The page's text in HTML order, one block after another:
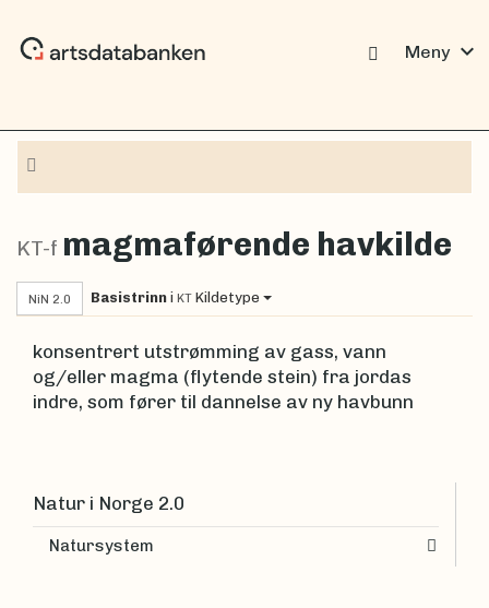
Meny expand_more
KT-f magmaførende havkilde
NiN 2.0 Basistrinn i KT Kildetype
konsentrert utstrømming av gass, vann
og/eller magma (flytende stein) fra jordas
indre, som fører til dannelse av ny havbunn
Natur i Norge 2.0
Natursystem